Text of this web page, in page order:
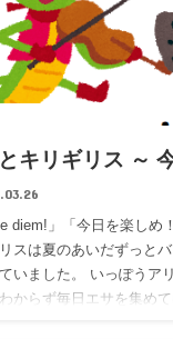
キリギリス ～
diem!」「今日を楽しめ
スは夏のあいだずっと
いました。 いっぽうア
からず毎日エサを集めて